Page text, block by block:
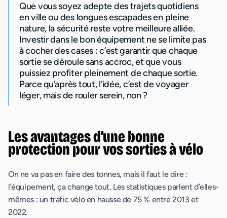
Que vous soyez adepte des trajets quotidiens
en ville ou des longues escapades en pleine
nature, la sécurité reste votre meilleure alliée.
Investir dans le bon équipement ne se limite pas
à cocher des cases : c’est garantir que chaque
sortie se déroule sans accroc, et que vous
puissiez profiter pleinement de chaque sortie.
Parce qu’après tout, l’idée, c’est de voyager
léger, mais de rouler serein, non ?
Les avantages d’une bonne
protection pour vos sorties à vélo
On ne va pas en faire des tonnes, mais il faut le dire :
l’équipement, ça change tout. Les statistiques parlent d’elles-
mêmes : un trafic vélo en hausse de 75 % entre 2013 et
2022.